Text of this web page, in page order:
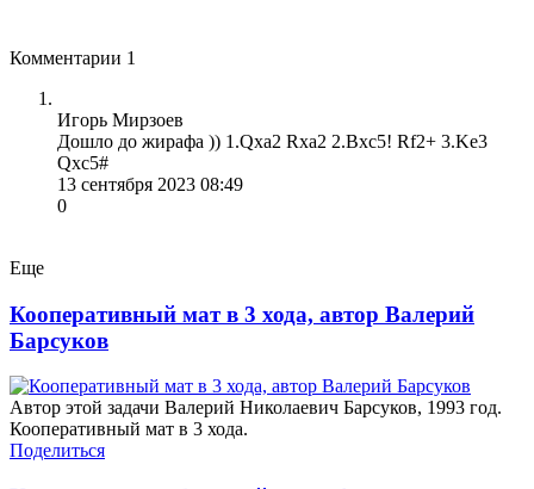
Комментарии 1
Игорь Мирзоев
Дошло до жирафа )) 1.Qxa2 Rxa2 2.Bxc5! Rf2+ 3.Ke3
Qxc5#
13 сентября 2023 08:49
0
Еще
Кооперативный мат в 3 хода, автор Валерий
Барсуков
Автор этой задачи Валерий Николаевич Барсуков, 1993 год.
Кооперативный мат в 3 хода.
Поделиться